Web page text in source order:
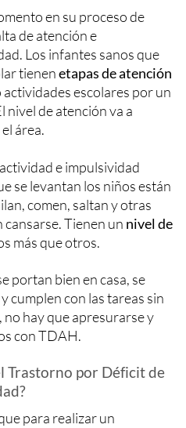
en su proceso de
de atención e
Los infantes sanos que
tienenetapas de atención
actividades escolares por un
nivel de atención va a
área.
e impulsividad
se levantan los niños están
comen, saltan y otras
Tienen un nivel de
más que otros.
portan bien en casa, se
cumplen con las tareas sin
hay que apresurarse y
con TDAH.
Trastorno por Déficit de
para realizar un